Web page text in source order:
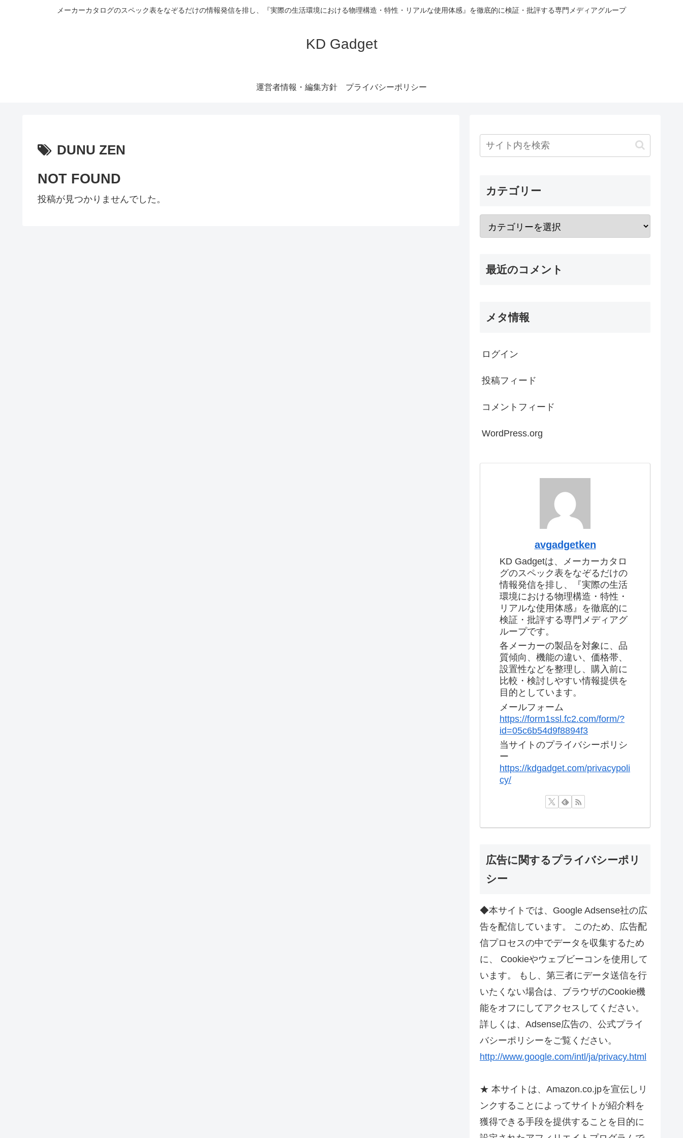
メーカーカタログのスペック表をなぞるだけの情報発信を排し、『実際の生活環境における物理構造・特性・リアルな使用体感』を徹底的に検証・批評する専門メディアグループ
KD Gadget
運営者情報・編集方針 プライバシーポリシー
DUNU ZEN
NOT FOUND
投稿が見つかりませんでした。
カテゴリー
最近のコメント
メタ情報
ログイン
投稿フィード
コメントフィード
WordPress.org
avgadgetken
KD Gadgetは、メーカーカタロ
グのスペック表をなぞるだけの
情報発信を排し、『実際の生活
環境における物理構造・特性・
リアルな使用体感』を徹底的に
検証・批評する専門メディアグ
ループです。
各メーカーの製品を対象に、品
質傾向、機能の違い、価格帯、
設置性などを整理し、購入前に
比較・検討しやすい情報提供を
目的としています。
メールフォーム
https://form1ssl.fc2.com/form/?
id=05c6b54d9f8894f3
当サイトのプライバシーポリシ
ー
https://kdgadget.com/privacypoli
cy/
広告に関するプライバシーポリ
シー
◆本サイトでは、Google Adsense社の広
告を配信しています。 このため、広告配
信プロセスの中でデータを収集するため
に、 Cookieやウェブビーコンを使用して
います。 もし、第三者にデータ送信を行
いたくない場合は、ブラウザのCookie機
能をオフにしてアクセスしてください。
詳しくは、Adsense広告の、公式プライ
バシーポリシーをご覧ください。
http://www.google.com/intl/ja/privacy.html
★ 本サイトは、Amazon.co.jpを宣伝しリ
ンクすることによってサイトが紹介料を
獲得できる手段を提供することを目的に